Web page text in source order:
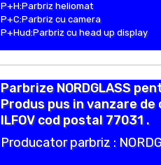
P+H:Parbriz heliomat
P+C:Parbriz cu camera
P+Hud:Parbriz cu head up display
Parbrize NORDGLASS
Produs pus in vanzare
ILFOV cod postal 77031 .
Producator parbriz :